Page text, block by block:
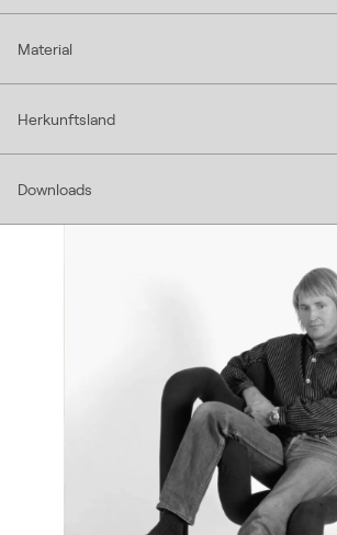
Material
Herkunftsland
Downloads